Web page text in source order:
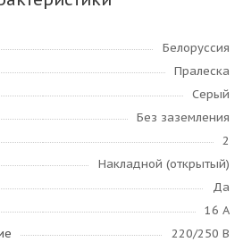
Белоруссия
Пралеска
Серый
Без заземления
2
Накладной (открытый)
Да
16 А
220/250 В